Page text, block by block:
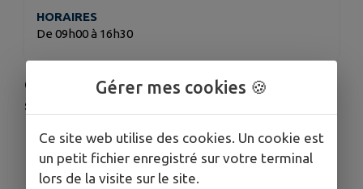
HORAIRES
De 09h00 à 16h30
Cette animation organisée par Groupama portera
sur deux volets essentiels de la prévention :
Les gestes qui sauvent :gestes de premiers
secours
La prévention des risques liés à
Gérer mes cookies 🍪
Ce site web utilise des cookies. Un cookie est
un petit fichier enregistré sur votre terminal
lors de la visite sur le site.